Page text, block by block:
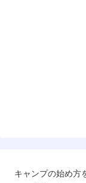
キャンプの始め方